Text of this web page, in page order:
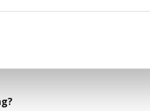
nog echt collega’s zijn
wij investeren in wat jij
vrijwilligerswerkprojecten,